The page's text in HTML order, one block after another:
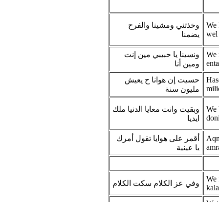
وخذتني ومشينا والفرح
يضمنا
We
wel
ونسينا يا حبيبي مين إنت
ومين أنا
We
حسيت إن هوانا ح يعيش
مليون سنة
وبقيت وانت معايا الدنيا ملك
ايديا
We
أقمر على هوايا تقول أمرك
يا عينية
وفي عز الكلام سكت الكلام
We